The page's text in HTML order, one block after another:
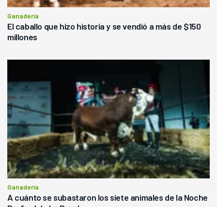
Ganadería
El caballo que hizo historia y se vendió a más de $150
millones
Ganadería
A cuánto se subastaron los siete animales de la Noche